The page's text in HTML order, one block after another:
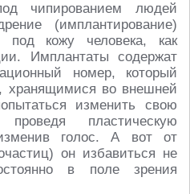
чипированием людей
(имплантирование)
под кожу человека, как
Имплантаты содержат
номер, который
хранящимися во внешней
изменить свою
пластическую
голос. А вот от
он избавиться не
в поле зрения